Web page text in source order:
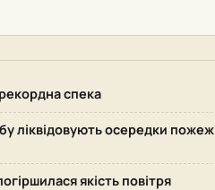
спека
ліквідовують осередки пожеж
якість повітря